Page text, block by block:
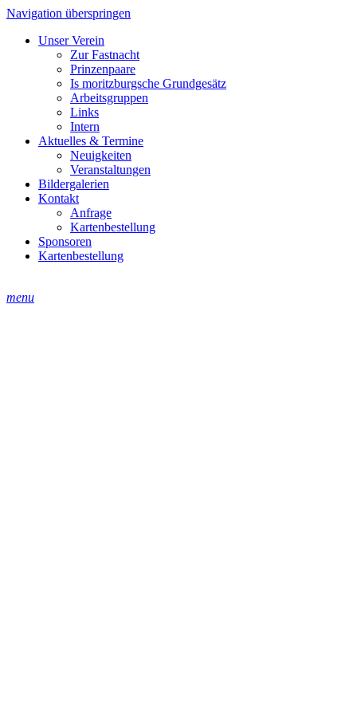
Navigation überspringen
Unser Verein
Zur Fastnacht
Prinzenpaare
Is moritzburgsche Grundgesätz
Arbeitsgruppen
Links
Intern
Aktuelles & Termine
Neuigkeiten
Veranstaltungen
Bildergalerien
Kontakt
Anfrage
Kartenbestellung
Sponsoren
Kartenbestellung
menu